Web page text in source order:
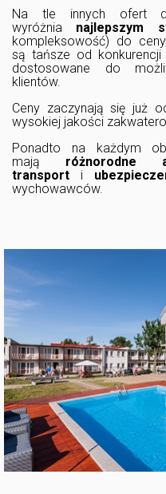
Na tle innych ofert
wyróżnia najlepszym
kompleksowość) do
są tańsze od
dostosowane do
klientów.
Ceny zaczynają się już
wysokiej jakości
Ponadto na każdym
mają różnorodne
transport i
wychowawców.